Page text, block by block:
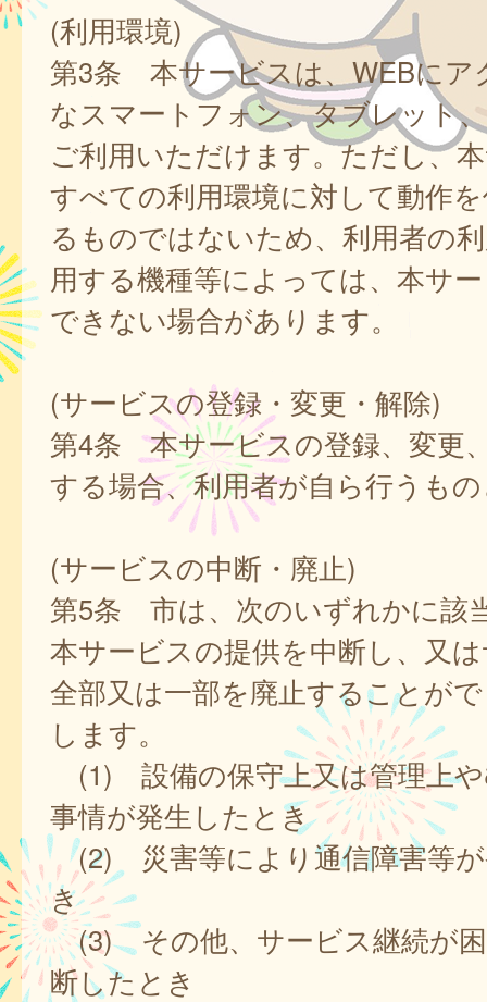
(利用環境)
第3条 本サービスは、WEBにア
なスマートフォン、タブレット
ご利用いただけます。ただし、
すべての利用環境に対して動作
るものではないため、利用者の
用する機種等によっては、本サ
できない場合があります。
(サービスの登録・変更・解除)
第4条 本サービスの登録、変更
する場合、利用者が自ら行うも
(サービスの中断・廃止)
第5条 市は、次のいずれかに該
本サービスの提供を中断し、又
全部又は一部を廃止することが
します。
(1) 設備の保守上又は管理上
事情が発生したとき
(2) 災害等により通信障害等が
き
(3) その他、サービス継続が困
断したとき